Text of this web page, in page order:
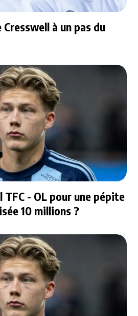
à un pas du
TFC - OL pour une pépite
10 millions ?